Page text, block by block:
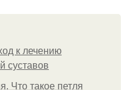
к лечению
суставов
Что такое петля